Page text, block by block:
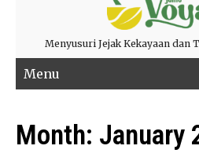
Menyusuri Jejak Kekayaan dan
Menu
Month: January